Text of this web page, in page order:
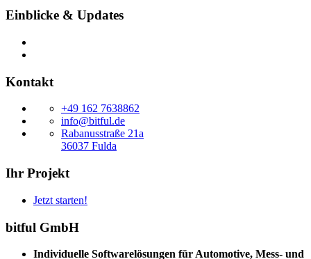
Einblicke & Updates
Kontakt
+49 162 7638862
info@bitful.de
Rabanusstraße 21a
36037 Fulda
Ihr Projekt
Jetzt starten!
bitful GmbH
Individuelle Softwarelösungen für Automotive, Mess- und